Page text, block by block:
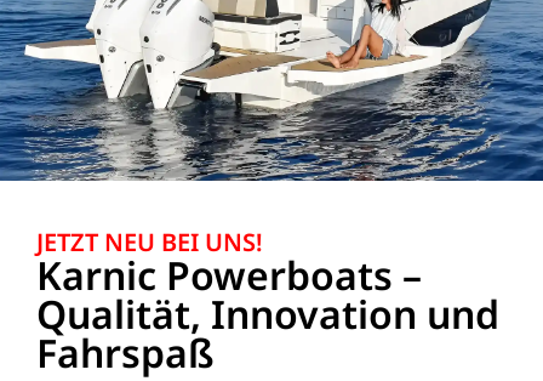
JETZT NEU BEI UNS!
Karnic Powerboats –
Qualität, Innovation und
Fahrspaß